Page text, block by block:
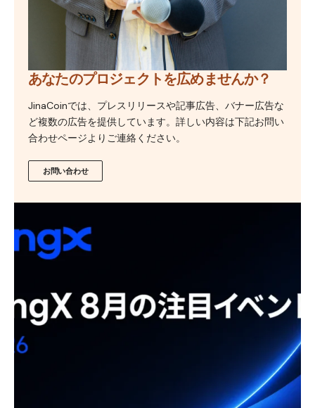
あなたのプロジェクトを広めませんか？
JinaCoinでは、プレスリリースや記事広告、バナー広告な
ど複数の広告を提供しています。詳しい内容は下記お問い
合わせページよりご連絡ください。
お問い合わせ